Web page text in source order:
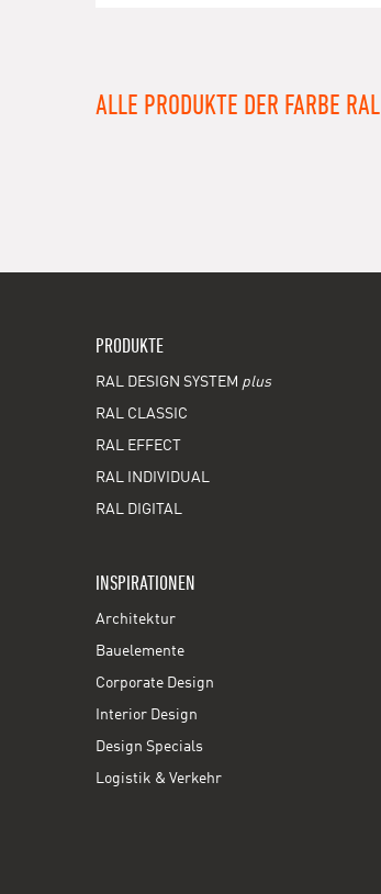
ALLE PRODUKTE DER FARBE RAL
PRODUKTE
RAL DESIGN SYSTEM plus
RAL CLASSIC
RAL EFFECT
RAL INDIVIDUAL
RAL DIGITAL
INSPIRATIONEN
Architektur
Bauelemente
Corporate Design
Interior Design
Design Specials
Logistik & Verkehr